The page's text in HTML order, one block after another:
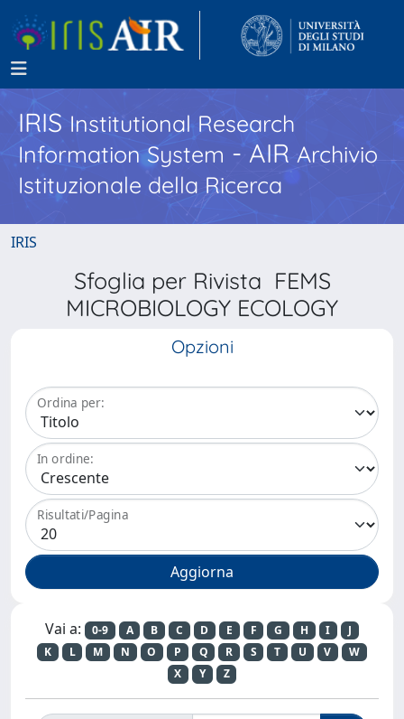
IRISInstitutional Research
Information System - AIR Archivio
Istituzionale della Ricerca
IRIS
Sfoglia per Rivista FEMS
MICROBIOLOGY ECOLOGY
Opzioni
Ordina per:
In ordine:
Risultati/Pagina
Vai a: 0-9 A B C D E F G H I
J
K
L M N O P Q R S T U V
W
X
Y Z